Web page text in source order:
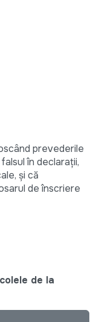
prevederile
în declaraţii,
şi că
de înscriere
de la